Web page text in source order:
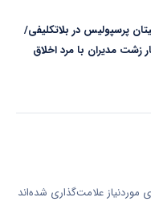
پرسپولیس در بلاتکلیفی/
زشت مدیران با مرد اخلاق
علامت‌گذاری شده‌اند